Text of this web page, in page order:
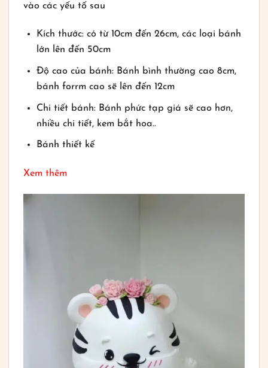
vào các yếu tố sau
Kích thước: có từ 10cm đến 26cm, các loại bánh
lớn lên đến 50cm
Độ cao của bánh: Bánh bình thường cao 8cm,
bánh forrm cao sẽ lên đến 12cm
Chi tiết bánh: Bánh phức tạp giá sẽ cao hơn,
nhiều chi tiết, kem bắt hoa..
Bánh thiết kế
Xem thêm